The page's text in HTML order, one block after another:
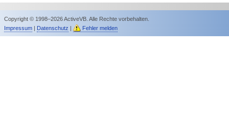
Copyright © 1998–2026 ActiveVB. Alle Rechte vorbehalten.
Impressum| Datenschutz | Fehler melden